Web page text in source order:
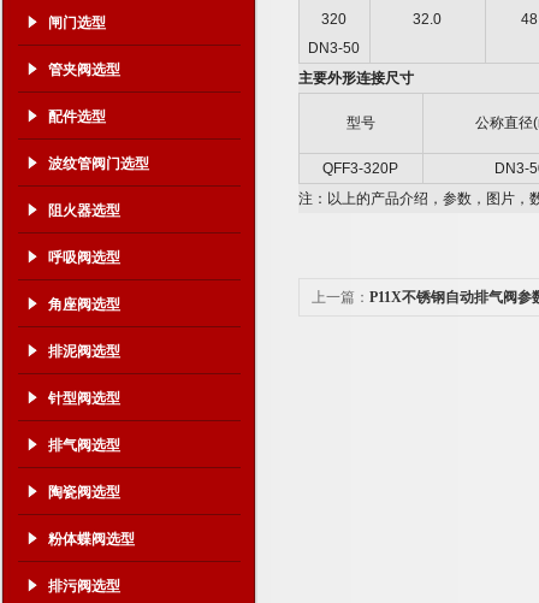
闸门选型
管夹阀选型
配件选型
波纹管阀门选型
阻火器选型
呼吸阀选型
角座阀选型
排泥阀选型
针型阀选型
排气阀选型
陶瓷阀选型
粉体蝶阀选型
排污阀选型
320
DN3-50
32.0
主要外形连接尺寸
型号 公称直径
QFF3-320P
DN3-
注：以上的产品介绍，参数，图片，
上一篇： P11X不锈钢自动排气阀参